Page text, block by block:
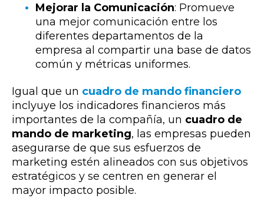
Mejorar la Comunicación: Promueve
una mejor comunicación entre los
diferentes departamentos de la
empresa al compartir una base de datos
común y métricas uniformes.
Igual que un cuadro de mando financiero
inclyuye los indicadores financieros más
importantes de la compañía, un cuadro de
mando de marketing, las empresas pueden
asegurarse de que sus esfuerzos de
marketing estén alineados con sus objetivos
estratégicos y se centren en generar el
mayor impacto posible.